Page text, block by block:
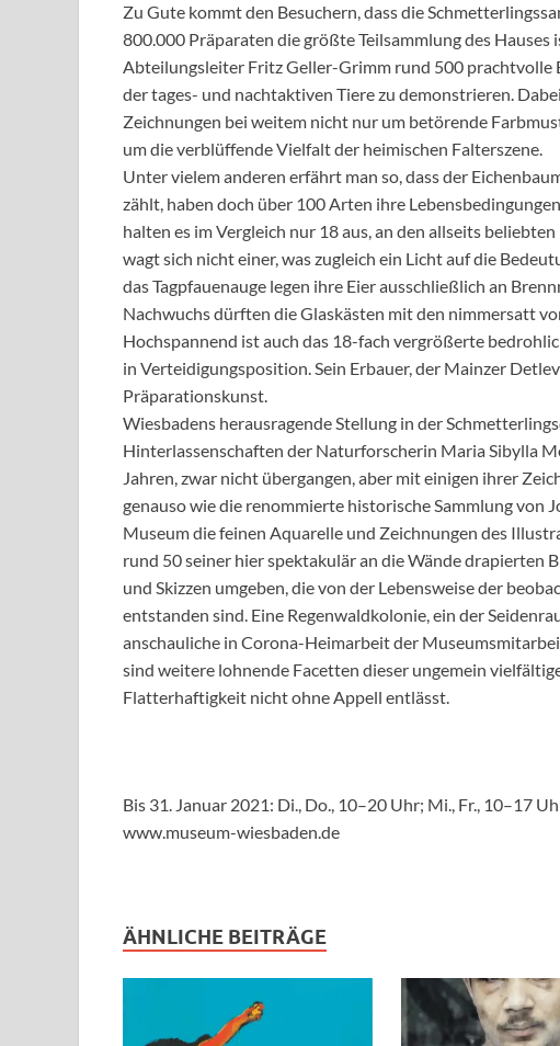
Zu Gute kommt den Besuchern, dass die
800.000 Präparaten die größte Teilsammlung des Hauses
Abteilungsleiter Fritz Geller-Grimm rund 500 prachtvolle
der tages- und nachtaktiven Tiere zu demonstrieren.
Zeichnungen bei weitem nicht nur um betörende
um die verblüffende Vielfalt der heimischen Falterszene.
Unter vielem anderen erfährt man so, dass der
zählt, haben doch über 100 Arten ihre
halten es im Vergleich nur 18 aus, an den allseits
wagt sich nicht einer, was zugleich ein Licht auf die
das Tagpfauenauge legen ihre Eier ausschließlich an
Nachwuchs dürften die Glaskästen mit den nimmersatt
Hochspannend ist auch das 18-fach vergrößerte
in Verteidigungsposition. Sein Erbauer, der Mainzer
Präparationskunst.
Wiesbadens herausragende Stellung in der
Hinterlassenschaften der Naturforscherin Maria Sibylla
Jahren, zwar nicht übergangen, aber mit einigen ihrer
genauso wie die renommierte historische Sammlung von
Museum die feinen Aquarelle und Zeichnungen des
rund 50 seiner hier spektakulär an die Wände drapierten
und Skizzen umgeben, die von der Lebensweise der
entstanden sind. Eine Regenwaldkolonie, ein der
anschauliche in Corona-Heimarbeit der
sind weitere lohnende Facetten dieser ungemein
Flatterhaftigkeit nicht ohne Appell entlässt.
Bis 31. Januar 2021: Di., Do., 10–20 Uhr; Mi., Fr., 10–17
www.museum-wiesbaden.de
ÄHNLICHE BEITRÄGE